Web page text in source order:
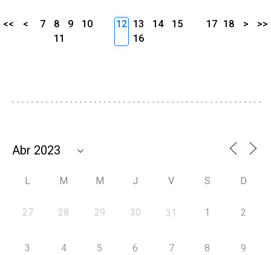
<< < 7 8 9
10
11
12 13 14
15
16
17 18 > >>
L M M J V S D
27 28 29 30 31 1 2
3 4 5 6 7 8 9